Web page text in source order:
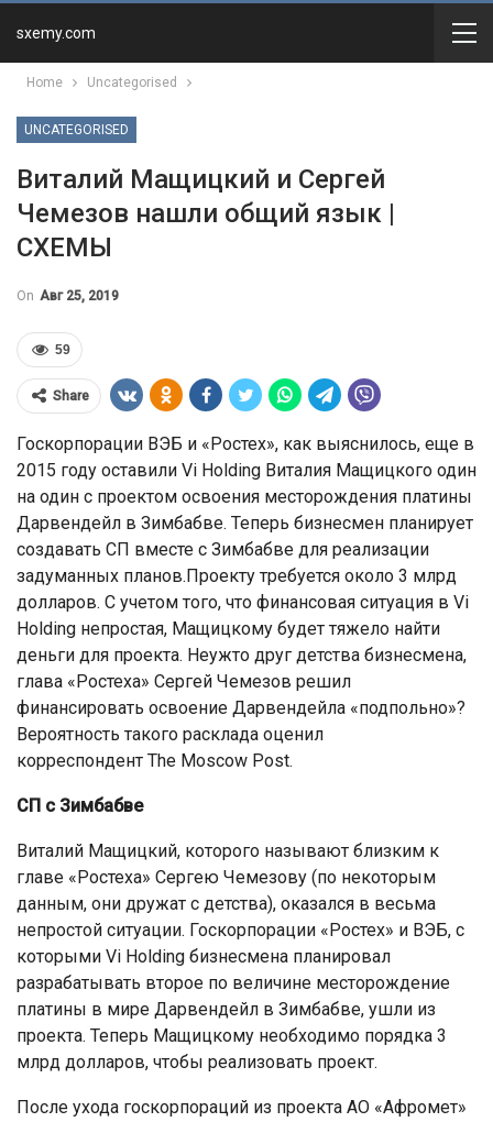
sxemy.com
Home Uncategorised
UNCATEGORISED
Виталий Мащицкий и Сергей
Чемезов нашли общий язык |
СХЕМЫ
On Авг 25, 2019
59
Share
Госкорпорации ВЭБ и «Ростех», как выяснилось, еще в
2015 году оставили Vi Holding Виталия Мащицкого один
на один с проектом освоения месторождения платины
Дарвендейл в Зимбабве. Теперь бизнесмен планирует
создавать СП вместе с Зимбабве для реализации
задуманных планов.Проекту требуется около 3 млрд
долларов. С учетом того, что финансовая ситуация в Vi
Holding непростая, Мащицкому будет тяжело найти
деньги для проекта. Неужто друг детства бизнесмена,
глава «Ростеха» Сергей Чемезов решил
финансировать освоение Дарвендейла «подпольно»?
Вероятность такого расклада оценил
корреспондент The Moscow Post.
СП с Зимбабве
Виталий Мащицкий, которого называют близким к
главе «Ростеха» Сергею Чемезову (по некоторым
данным, они дружат с детства), оказался в весьма
непростой ситуации. Госкорпорации «Ростех» и ВЭБ, с
которыми Vi Holding бизнесмена планировал
разрабатывать второе по величине месторождение
платины в мире Дарвендейл в Зимбабве, ушли из
проекта. Теперь Мащицкому необходимо порядка 3
млрд долларов, чтобы реализовать проект.
После ухода госкорпораций из проекта АО «Афромет»